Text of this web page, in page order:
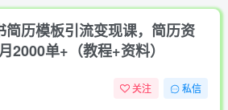
简历模板引流变现课，简历资
2000单+（教程+资料）
关注 私信